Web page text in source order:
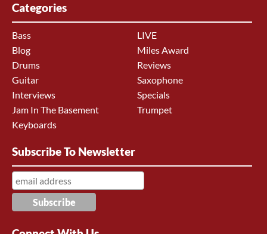
Categories
Bass
Blog
Drums
Guitar
Interviews
Jam In The Basement
Keyboards
LIVE
Miles Award
Reviews
Saxophone
Specials
Trumpet
Subscribe To Newsletter